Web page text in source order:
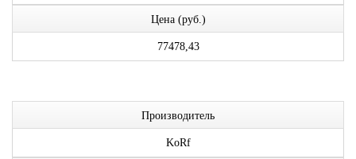
Цена (руб.)
77478,43
Производитель
KoRf